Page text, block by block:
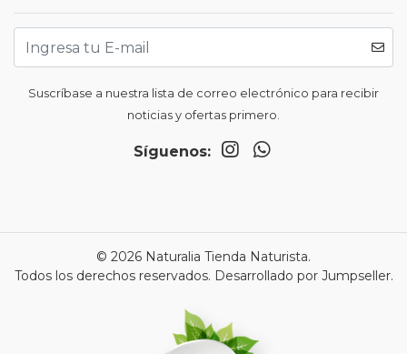
Suscríbase a nuestra lista de correo electrónico para recibir
noticias y ofertas primero.
Síguenos:
© 2026 Naturalia Tienda Naturista.
Todos los derechos reservados. Desarrollado por Jumpseller.